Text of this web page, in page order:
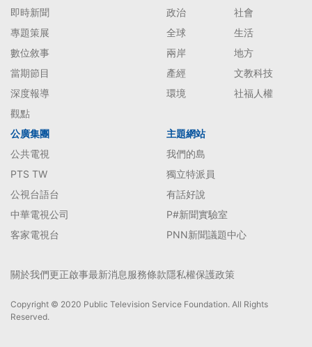
即時新聞
專題策展
數位敘事
當期節目
深度報導
觀點
政治
社會
全球
生活
兩岸
地方
產經
文教科技
環境
社福人權
公廣集團
公共電視
PTS TW
公視台語台
中華電視公司
客家電視台
主題網站
我們的島
獨立特派員
有話好說
P#新聞實驗室
PNN新聞議題中心
關於我們更正啟事最新消息服務條款隱私權保護政策
Copyright © 2020 Public Television Service Foundation. All Rights
Reserved.